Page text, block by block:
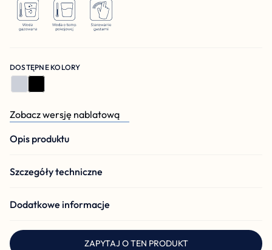
DOSTĘPNE KOLORY
Zobacz wersję nablatową
Opis produktu
Szczegóły techniczne
Dodatkowe informacje
ZAPYTAJ O TEN PRODUKT